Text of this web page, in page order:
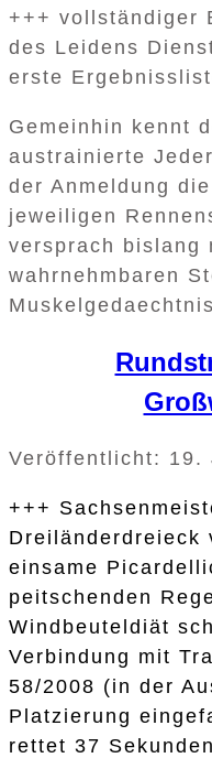
+++ vollständiger
des Leidens
erste
Gemeinhin kennt
austrainierte
der Anmeldung
jeweiligen
versprach bislang
wahrnehmbaren
Veröffentlicht: 19.
+++
Dreiländerdreieck
einsame
peitschenden
Windbeuteldiät
Verbindung mit
58/2008 (in der
Platzierung
rettet 37